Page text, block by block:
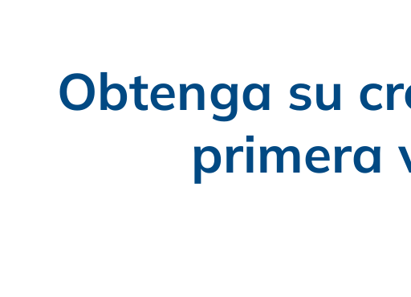
Obtenga su
primera